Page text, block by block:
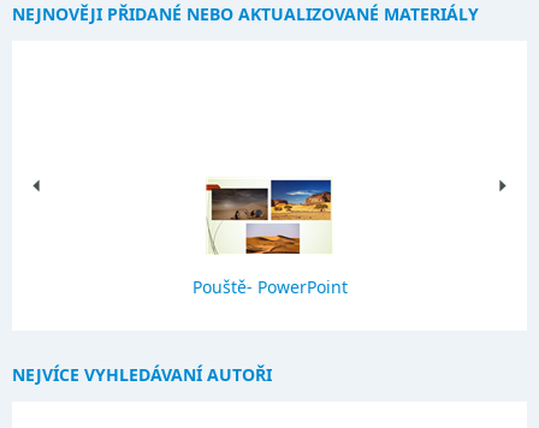
NEJNOVĚJI PŘIDANÉ NEBO AKTUALIZOVANÉ MATERIÁLY
Pouště- PowerPoint
NEJVÍCE VYHLEDÁVANÍ AUTOŘI